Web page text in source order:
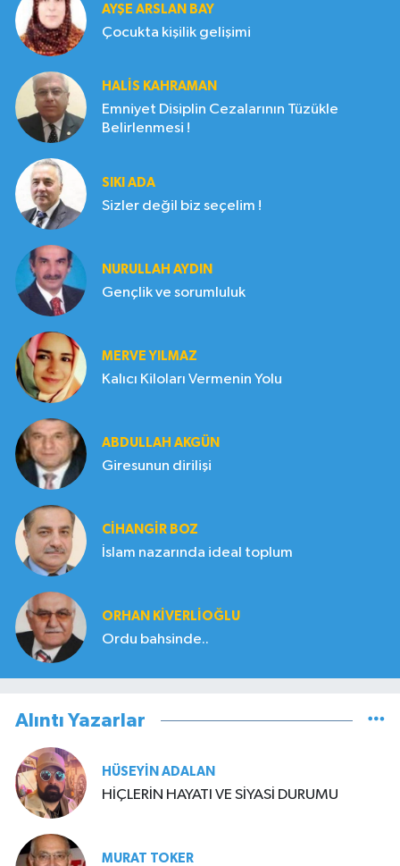
AYŞE ARSLAN BAY
Çocukta kişilik gelişimi
HALIS KAHRAMAN
Emniyet Disiplin Cezalarının Tüzükle
Belirlenmesi !
SIKI ADA
Sizler değil biz seçelim !
NURULLAH AYDIN
Gençlik ve sorumluluk
MERVE YILMAZ
Kalıcı Kiloları Vermenin Yolu
ABDULLAH AKGÜN
Giresunun dirilişi
CIHANGIR BOZ
İslam nazarında ideal toplum
ORHAN KIVERLIOĞLU
Ordu bahsinde..
Alıntı Yazarlar
HÜSEYIN ADALAN
HİÇLERİN HAYATI VE SİYASİ DURUMU
MURAT TOKER